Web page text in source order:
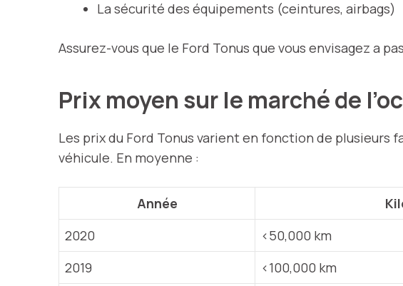
La sécurité des équipements (ceintures, airbags)
Assurez-vous que le Ford Tonus que vous envisagez a
Prix moyen sur le marché de
Les prix du Ford Tonus varient en fonction de plusieurs
véhicule. En moyenne :
Année
2020
<50,000 km
2019
<100,000 km